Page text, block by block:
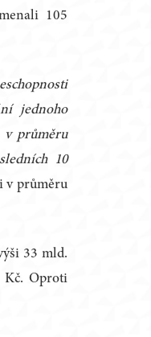
105
jednoho
v průměru
10
v průměru
33 mld.
Kč. Oproti